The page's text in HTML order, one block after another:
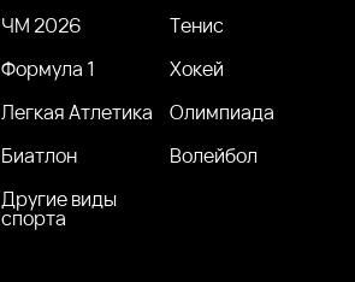
ЧМ 2026
Тенис
Формула 1
Хокей
Легкая Атлетика
Олимпиада
Биатлон
Волейбол
Другие виды
спорта